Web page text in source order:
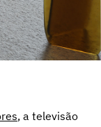
, a televisão